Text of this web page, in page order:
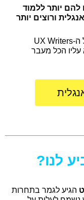
להם יותר ללמוד
ורוצים יותר
ה-UX Writers
הכל מעבר
לנו?
הגיע לגמר בתחרות